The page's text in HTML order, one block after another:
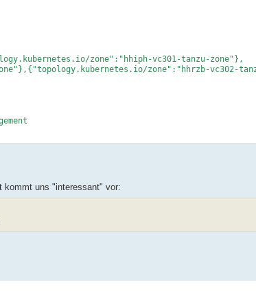
zone":"hhiph-vc301-tanzu-zone"},
zone":"hhrzb-vc302-
kommt uns "interessant" vor: